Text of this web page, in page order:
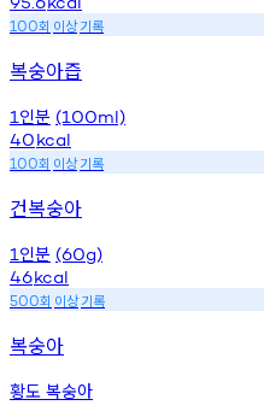
100회 이상기록
복숭아즙
1 인분 (100ml)
40kcal
100회 이상기록
건복숭아
1 인분 (60g)
46kcal
500회 이상기록
복숭아
황도 복숭아